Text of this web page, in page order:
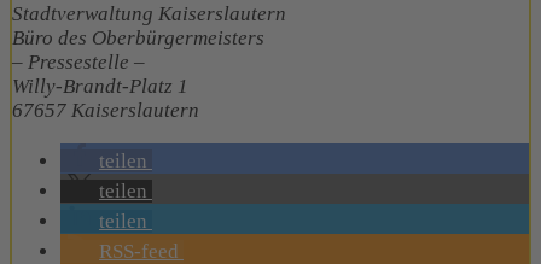
Stadtverwaltung Kaiserslautern
Büro des Oberbürgermeisters
– Pressestelle –
Willy-Brandt-Platz 1
67657 Kaiserslautern
teilen
teilen
teilen
RSS-feed